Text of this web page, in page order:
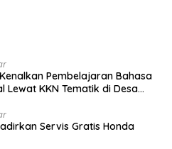
Pembelajaran Bahasa
Lewat KKN Tematik di Desa
Servis Gratis Honda